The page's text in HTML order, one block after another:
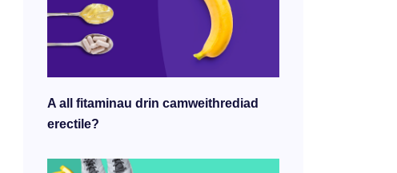
A all fitaminau drin camweithrediad
erectile?